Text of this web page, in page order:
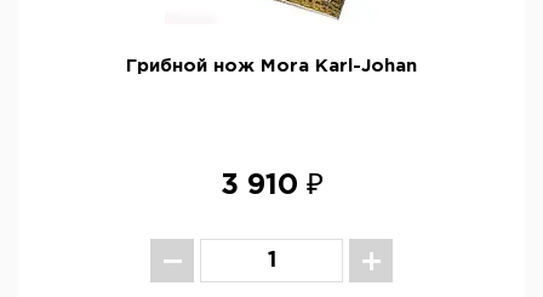
Грибной нож Mora Karl-Johan
3 910 ₽